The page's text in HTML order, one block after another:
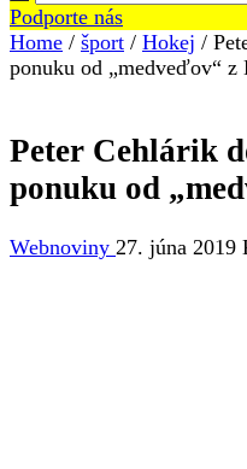
Podporte nás
Home / šport / Hokej /
ponuku od „medveďov“ z
Peter Cehlárik
ponuku od
Webnoviny 27. júna 2019